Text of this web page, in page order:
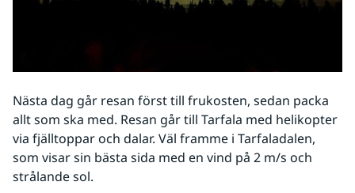
Nästa dag går resan först till frukosten, sedan packa
allt som ska med. Resan går till Tarfala med helikopter
via fjälltoppar och dalar. Väl framme i Tarfaladalen,
som visar sin bästa sida med en vind på 2 m/s och
strålande sol.